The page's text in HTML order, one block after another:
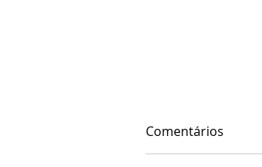
Comentários